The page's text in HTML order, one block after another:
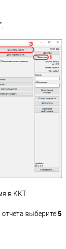
.
в ККТ:
отчета выберите5